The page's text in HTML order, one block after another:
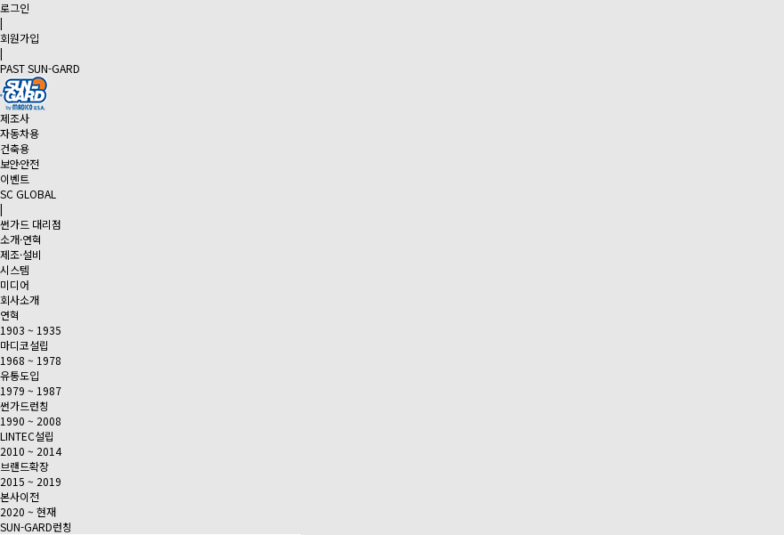
로그인
|
회원가입
|
PAST SUN-GARD
제조사
자동차용
건축용
보안·안전
이벤트
SC GLOBAL
|
썬가드 대리점
소개·연혁
제조·설비
시스템
미디어
회사소개
연혁
1903 ~ 1935
마디코설립
1968 ~ 1978
유통도입
1979 ~ 1987
썬가드런칭
1990 ~ 2008
LINTEC설립
2010 ~ 2014
브랜드확장
2015 ~ 2019
본사이전
2020 ~ 현재
SUN-GARD런칭